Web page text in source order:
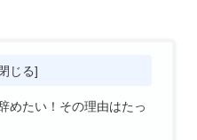
めたい！その理由はたっ